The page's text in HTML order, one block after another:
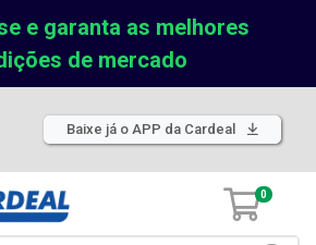
e garanta as melhores
de mercado
Baixe já o APP da Cardeal
0